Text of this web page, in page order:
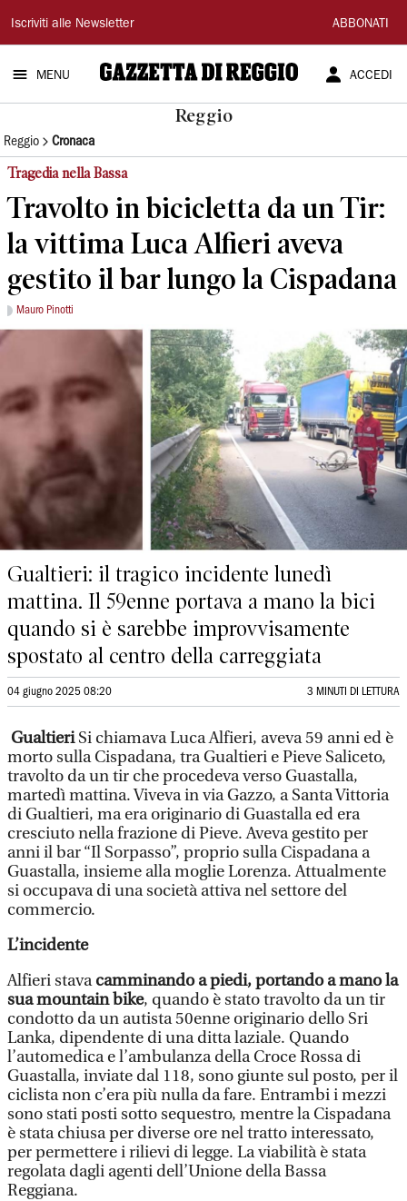
Gazzetta
di
Reggio
Iscriviti alle Newsletter ABBONATI
MENU ACCEDI
Reggio
Reggio Cronaca
Tragedia nella Bassa
Travolto in bicicletta da un Tir:
la vittima Luca Alfieri aveva
gestito il bar lungo la Cispadana
Mauro Pinotti
Gualtieri: il tragico incidente lunedì
mattina. Il 59enne portava a mano la bici
quando si è sarebbe improvvisamente
spostato al centro della carreggiata
04 giugno 2025 08:20 3 MINUTI DI LETTURA
GualtieriSi chiamava Luca Alfieri, aveva 59 anni ed è
morto sulla Cispadana, tra Gualtieri e Pieve Saliceto,
travolto da un tir che procedeva verso Guastalla,
martedì mattina. Viveva in via Gazzo, a Santa Vittoria
di Gualtieri, ma era originario di Guastalla ed era
cresciuto nella frazione di Pieve. Aveva gestito per
anni il bar “Il Sorpasso”, proprio sulla Cispadana a
Guastalla, insieme alla moglie Lorenza. Attualmente
si occupava di una società attiva nel settore del
commercio.
L’incidente
Alfieri stavacamminando a piedi, portando a mano la
sua mountain bike, quando è stato travolto da un tir
condotto da un autista 50enne originario dello Sri
Lanka, dipendente di una ditta laziale. Quando
l’automedica e l’ambulanza della Croce Rossa di
Guastalla, inviate dal 118, sono giunte sul posto, per il
ciclista non c’era più nulla da fare. Entrambi i mezzi
sono stati posti sotto sequestro, mentre la Cispadana
è stata chiusa per diverse ore nel tratto interessato,
per permettere i rilievi di legge. La viabilità è stata
regolata dagli agenti dell’Unione della Bassa
Reggiana.